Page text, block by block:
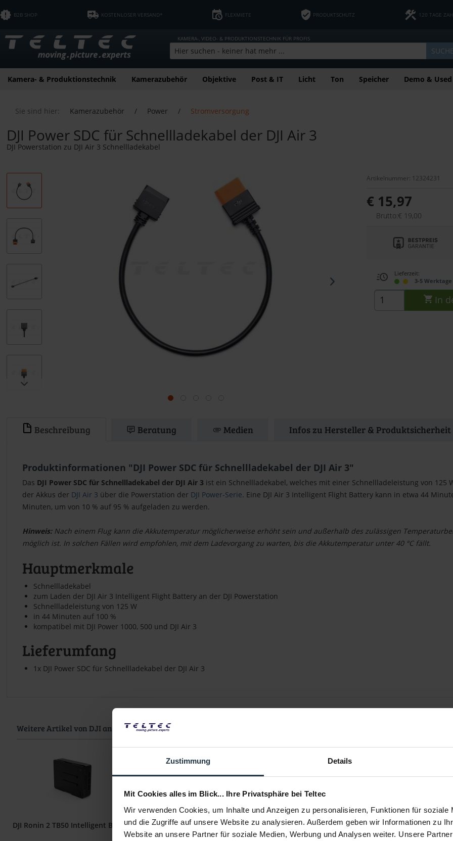
Zustimmung Details
Mit Cookies alles im Blick... Ihre Privatsphäre bei Teltec
Wir verwenden Cookies, um Inhalte und Anzeigen zu personalisieren, Funktionen für soziale
und die Zugriffe auf unsere Website zu analysieren. Außerdem geben wir Informationen zu
Website an unsere Partner für soziale Medien, Werbung und Analysen weiter. Unsere
B2B SHOP KOSTENLOSER VERSAND* FLEXMIETE PRODUKTSCHUTZ 120 TAGE
KAMERA-, VIDEO- & PRODUKTIONSTECHNIK FÜR PROFIS
Kamera- & Produktionstechnik Kamerazubehör Objektive Post & IT Licht Ton Speicher Demo & Used
Sie sind hier: Kamerazubehör / Power / Stromversorgung
DJI Power SDC für Schnellladekabel der DJI Air 3
DJI Powerstation zu DJI Air 3 Schnellladekabel
Artikelnummer: 12324231
€ 15,97
Brutto:€ 19,00
Lieferzeit:
3-5
In
Beschreibung Beratung Medien Infos zu Hersteller & Produktsicherheit
Produktinformationen "DJI Power SDC für Schnellladekabel der DJI Air 3"
Das DJI Power SDC für Schnellladekabel der DJI Air 3 ist ein Schnellladekabel, welches mit einer Schnellladeleistung von 125
der Akkus der DJI Air 3 über die Powerstation der DJI Power-Serie. Eine DJI Air 3 Intelligent Flight Battery kann in etwa 44
Minuten, um von 10 % auf 95 % aufgeladen zu werden.
Hinweis:Nach einem Flug kann die Akkutemperatur möglicherweise erhöht sein und außerhalb des zulässigen
möglich ist. In solchen Fällen wird empfohlen, mit dem Ladevorgang zu warten, bis die Akkutemperatur unter 40 °C fällt.
Hauptmerkmale
Schnellladekabel
zum Laden der DJI Air 3 Intelligent Flight Battery an der DJI Powerstation
Schnellladeleistung von 125 W
in 44 Minuten auf 100 %
kompatibel mit DJI Power 1000, 500 und DJI Air 3
Lieferumfang
1x DJI Power SDC für Schnellladekabel der DJI Air 3
Weitere Artikel von DJI ansehen
DJI Ronin 2 TB50 Intelligent Battery DJI Inspire 2 Part 08 Charging Hub DJI Mavic 3 Battery Charging Hub
DJI Power